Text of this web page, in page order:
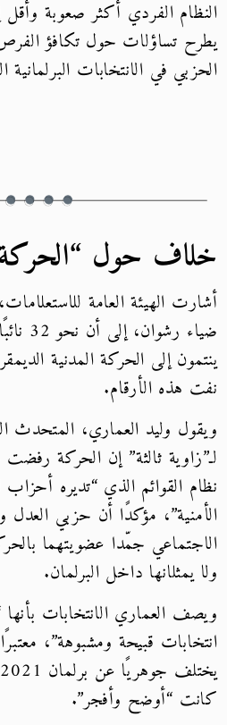
النظام الفردي أكثر صعوبة وأقل
يطرح تساؤلات حول تكافؤ
الحزبي في الانتخابات البرلمانية
خلاف حول “الحركة
أشارت الهيئة العامة
ضياء
ينتمون إلى الحركة المدنية
نفت هذه الأرقام.
ويقول وليد العماري، المتحدث
لـ”زاوية ثالثة” إن الحركة رفضت
نظام القوائم الذي “تديره أحزاب
الأمنية”، مؤكدًا أن حزبي العدل
الاجتماعي جمّدا عضويتهما
ولا يمثلانها داخل البرلمان.
ويصف العماري الانتخابات
كانت “أوضح وأفجر”.